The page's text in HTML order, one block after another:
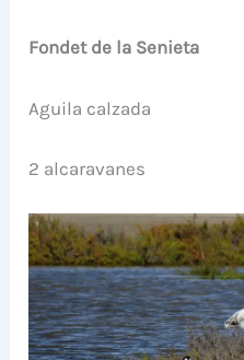
Fondet de la Senieta
Aguila calzada
2 alcaravanes